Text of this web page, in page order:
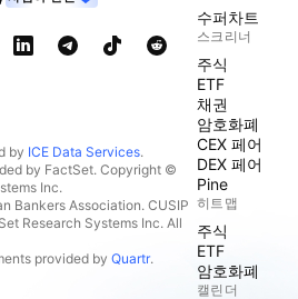
by ICE Data Services.
by FactSet. Copyright ©
Inc.
Bankers Association. CUSIP
Research Systems Inc. All
provided by Quartr.
수퍼차트
스크리너
주식
ETF
채권
암호화폐
CEX 페어
DEX 페어
Pine
히트맵
주식
ETF
암호화폐
캘린더